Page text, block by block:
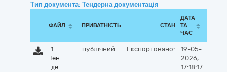
Тип документа: Тендерна документація
ФАЙЛ ПРИВАТНІСТЬ СТАН
ДАТА
ТА
ЧАС
1_
Тен
де
публічний Експортовано:
19-05-
2026,
17:18:17